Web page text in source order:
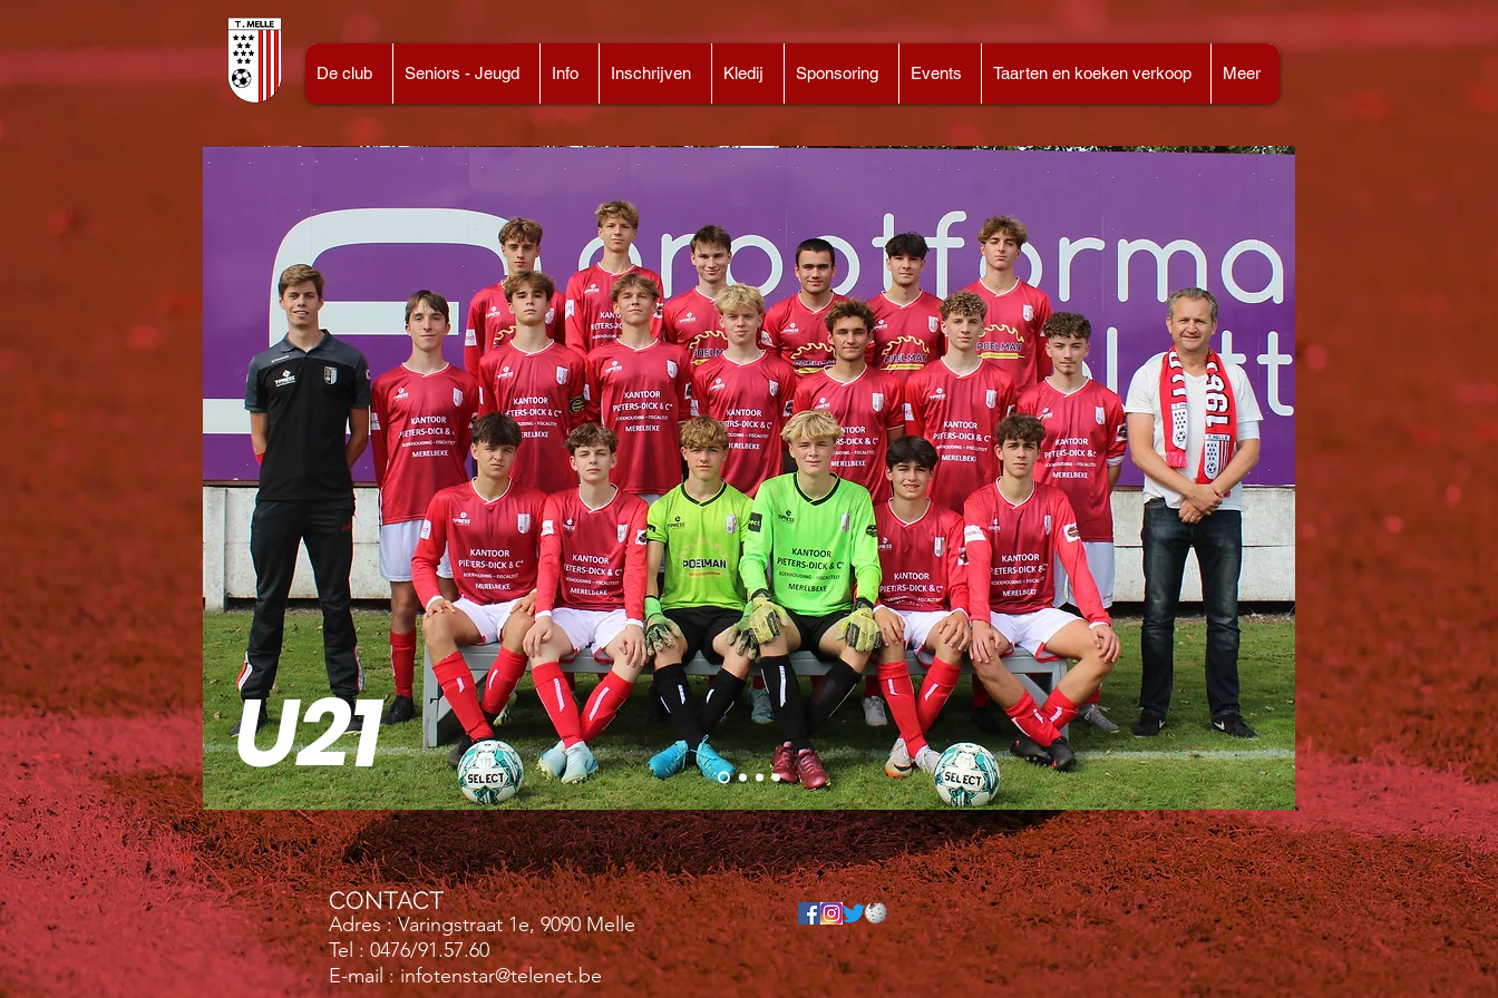
De club Seniors - Jeugd Info Inschrijven Kledij Sponsoring Events Taarten en koeken verkoop Meer
U21
Adres : Varingstraat 1e, 9090 Melle
Tel : 0476/91.57.60
E-mail : infotenstar@telenet.be
CONTACT